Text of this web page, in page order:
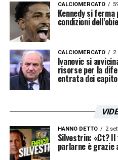
CALCIOMERCATO
Kennedy si
condizioni
CALCIOMERCATO 2
Ivanovic si
risorse per la
entrata dei
HANNO DETTO 2
Silvestrin: «Ct? Il
parlarne è grazie